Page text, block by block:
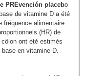
PREvención placebo
de vitamine D a été
fréquence alimentaire
(HR) de
ont été estimés
en vitamine D.